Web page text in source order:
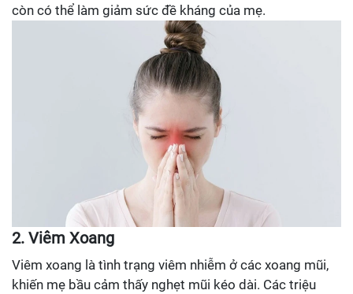
còn có thể làm giảm sức đề kháng của mẹ.
2. Viêm Xoang
Viêm xoang là tình trạng viêm nhiễm ở các xoang mũi,
khiến mẹ bầu cảm thấy nghẹt mũi kéo dài. Các triệu